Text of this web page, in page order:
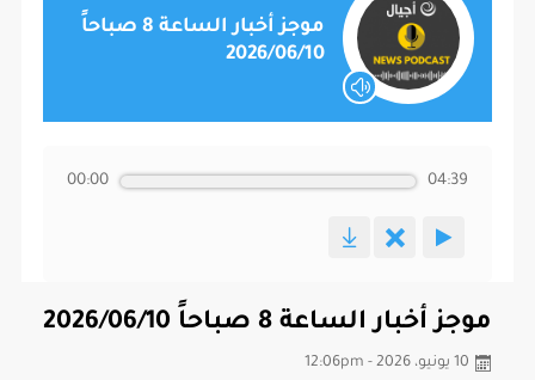
موجز أخبار الساعة 8 صباحاً
2026/06/10
00:00 04:39
موجز أخبار الساعة 8 صباحاً 2026/06/10
10 يونيو، 2026 - 12:06pm